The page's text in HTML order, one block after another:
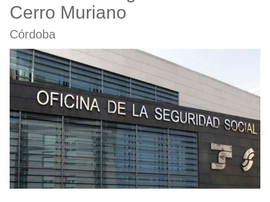
Cerro Muriano
Córdoba